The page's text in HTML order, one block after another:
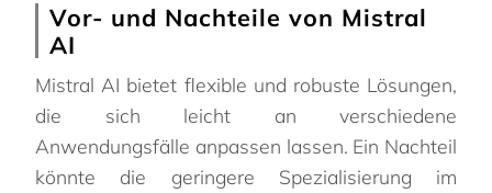
Vor- und Nachteile von Mistral
AI
Mistral AI bietet flexible und robuste Lösungen,
die sich leicht an verschiedene
Anwendungsfälle anpassen lassen. Ein Nachteil
könnte die geringere Spezialisierung im